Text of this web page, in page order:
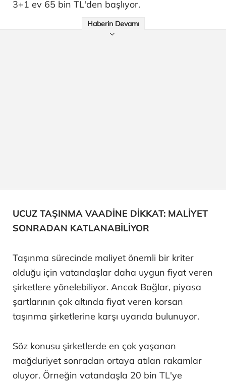
3+1 ev 65 bin TL'den başlıyor.
Haberin Devamı
UCUZ TAŞINMA VAADİNE DİKKAT: MALİYET
SONRADAN KATLANABİLİYOR
Taşınma sürecinde maliyet önemli bir kriter
olduğu için vatandaşlar daha uygun fiyat veren
şirketlere yönelebiliyor. Ancak Bağlar, piyasa
şartlarının çok altında fiyat veren korsan
taşınma şirketlerine karşı uyarıda bulunuyor.
Söz konusu şirketlerde en çok yaşanan
mağduriyet sonradan ortaya atılan rakamlar
oluyor. Örneğin vatandaşla 20 bin TL'ye